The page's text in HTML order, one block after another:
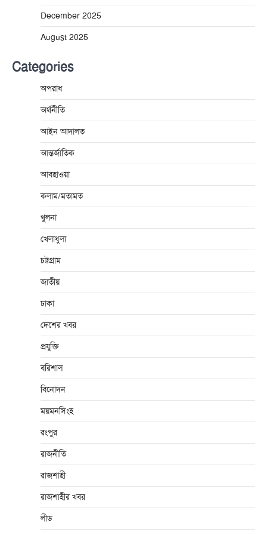
December 2025
August 2025
Categories
অপরাধ
অর্থনীতি
আইন আদালত
আন্তর্জাতিক
আবহাওয়া
কলাম/মতামত
খুলনা
খেলাধুলা
চট্টগ্রাম
জাতীয়
ঢাকা
দেশের খবর
প্রযুক্তি
বরিশাল
বিনোদন
ময়মনসিংহ
রংপুর
রাজনীতি
রাজশাহী
রাজশাহীর খবর
লীড